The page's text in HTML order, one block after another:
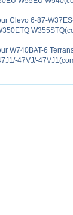
Clevo 6-87-
W740BAT-6
47VJ/-